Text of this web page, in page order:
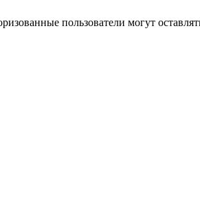
пользователи могут